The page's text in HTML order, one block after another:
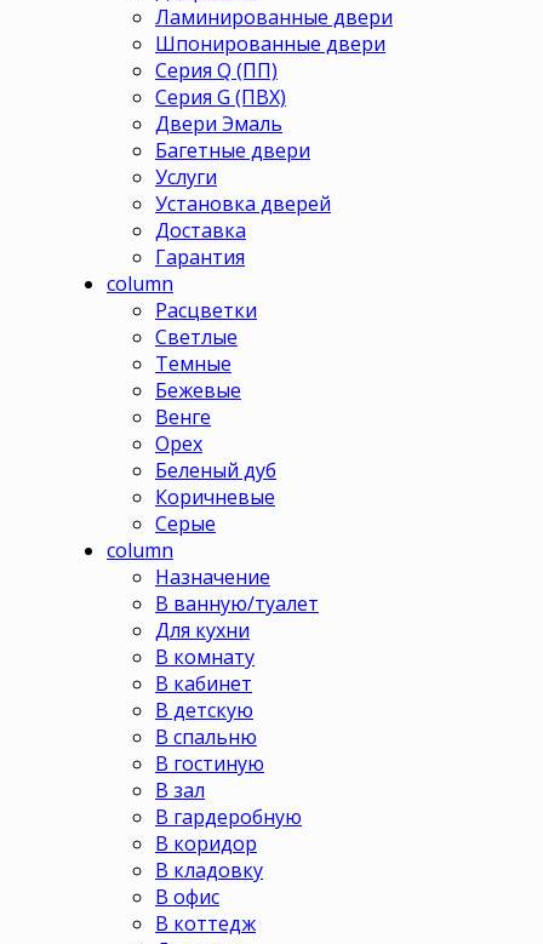
Ламинированные двери
Шпонированные двери
Серия Q (ПП)
Серия G (ПВХ)
Двери Эмаль
Багетные двери
Услуги
Установка дверей
Доставка
Гарантия
column
Расцветки
Светлые
Темные
Бежевые
Венге
Орех
Беленый дуб
Коричневые
Серые
column
Назначение
В ванную/туалет
Для кухни
В комнату
В кабинет
В детскую
В спальню
В гостиную
В зал
В гардеробную
В коридор
В кладовку
В офис
В коттедж